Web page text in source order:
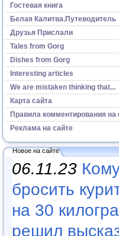
Гостевая книга
Белая Калитва.Путеводитель
Друзья Прислали
Tales from Gorg
Dishes from Gorg
Interesting articles
We are mistaken thinking that...
Карта сайта
Правила комментирования на
Реклама на сайте
Новое на сайте
06.11.23
бросить
на 30
решил